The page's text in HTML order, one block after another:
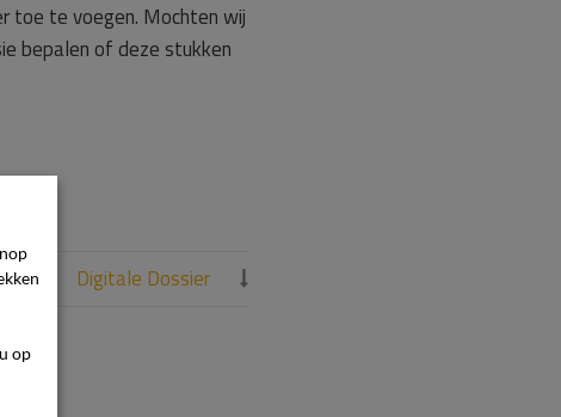
toe te voegen. Mochten wij
bepalen of deze stukken

Digitale Dossier

op